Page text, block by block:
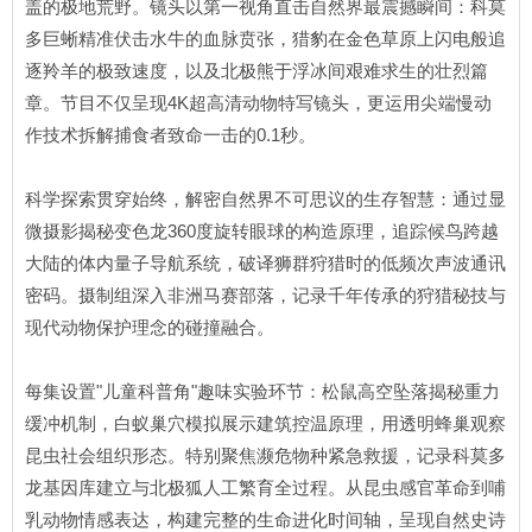
盖的极地荒野。镜头以第一视角直击自然界最震撼瞬间：科莫
多巨蜥精准伏击水牛的血脉贲张，猎豹在金色草原上闪电般追
逐羚羊的极致速度，以及北极熊于浮冰间艰难求生的壮烈篇
章。节目不仅呈现4K超高清动物特写镜头，更运用尖端慢动
作技术拆解捕食者致命一击的0.1秒。
科学探索贯穿始终，解密自然界不可思议的生存智慧：通过显
微摄影揭秘变色龙360度旋转眼球的构造原理，追踪候鸟跨越
大陆的体内量子导航系统，破译狮群狩猎时的低频次声波通讯
密码。摄制组深入非洲马赛部落，记录千年传承的狩猎秘技与
现代动物保护理念的碰撞融合。
每集设置"儿童科普角"趣味实验环节：松鼠高空坠落揭秘重力
缓冲机制，白蚁巢穴模拟展示建筑控温原理，用透明蜂巢观察
昆虫社会组织形态。特别聚焦濒危物种紧急救援，记录科莫多
龙基因库建立与北极狐人工繁育全过程。从昆虫感官革命到哺
乳动物情感表达，构建完整的生命进化时间轴，呈现自然史诗